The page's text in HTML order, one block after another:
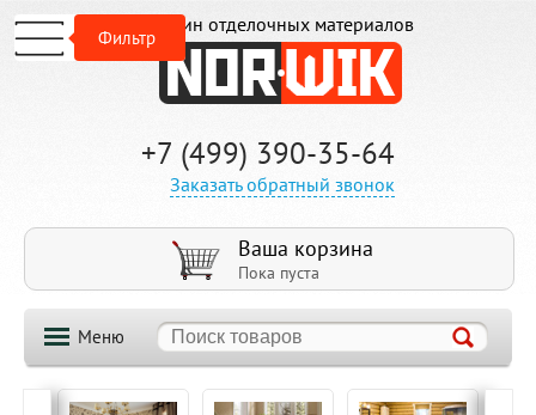
Магазин отделочных материалов
+7 (499) 390-35-64
Заказать обратный звонок
Ваша корзина
Пока пуста
Меню
Фильтр